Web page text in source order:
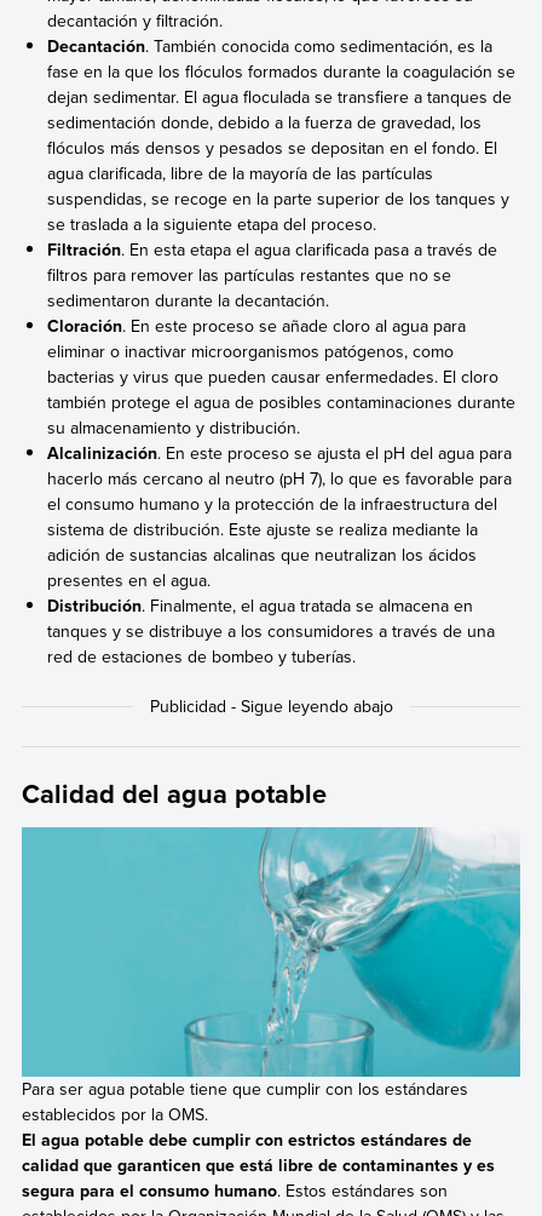
decantación y filtración.
Decantación. También conocida como sedimentación, es la
fase en la que los flóculos formados durante la coagulación se
dejan sedimentar. El agua floculada se transfiere a tanques de
sedimentación donde, debido a la fuerza de gravedad, los
flóculos más densos y pesados se depositan en el fondo. El
agua clarificada, libre de la mayoría de las partículas
suspendidas, se recoge en la parte superior de los tanques y
se traslada a la siguiente etapa del proceso.
Filtración. En esta etapa el agua clarificada pasa a través de
filtros para remover las partículas restantes que no se
sedimentaron durante la decantación.
Cloración. En este proceso se añade cloro al agua para
eliminar o inactivar microorganismos patógenos, como
bacterias y virus que pueden causar enfermedades. El cloro
también protege el agua de posibles contaminaciones durante
su almacenamiento y distribución.
Alcalinización. En este proceso se ajusta el pH del agua para
hacerlo más cercano al neutro (pH 7), lo que es favorable para
el consumo humano y la protección de la infraestructura del
sistema de distribución. Este ajuste se realiza mediante la
adición de sustancias alcalinas que neutralizan los ácidos
presentes en el agua.
Distribución. Finalmente, el agua tratada se almacena en
tanques y se distribuye a los consumidores a través de una
red de estaciones de bombeo y tuberías.
Calidad del agua potable
Para ser agua potable tiene que cumplir con los estándares
establecidos por la OMS.
El agua potable debe cumplir con estrictos estándares de
calidad que garanticen que está libre de contaminantes y es
segura para el consumo humano. Estos estándares son